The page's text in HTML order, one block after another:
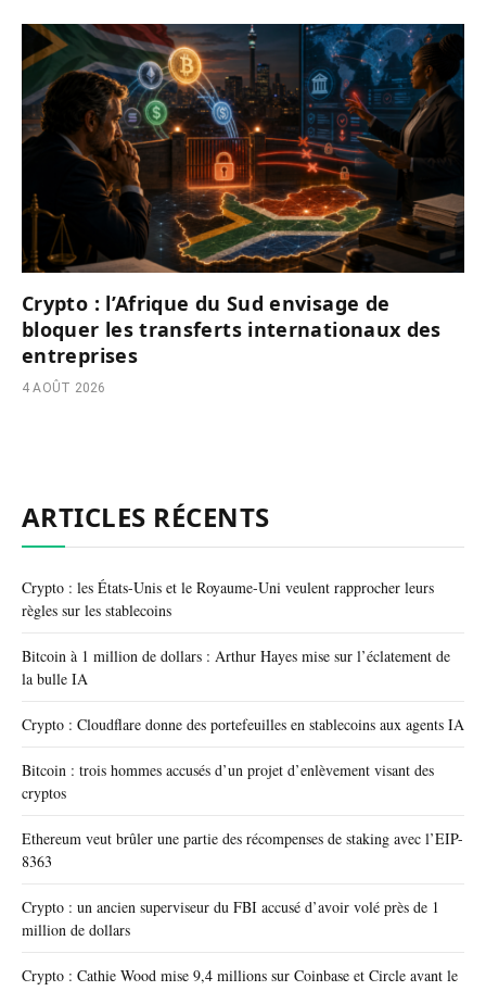
Crypto : l’Afrique du Sud envisage de
bloquer les transferts internationaux des
entreprises
4 AOÛT 2026
ARTICLES RÉCENTS
Crypto : les États-Unis et le Royaume-Uni veulent rapprocher leurs
règles sur les stablecoins
Bitcoin à 1 million de dollars : Arthur Hayes mise sur l’éclatement de
la bulle IA
Crypto : Cloudflare donne des portefeuilles en stablecoins aux agents IA
Bitcoin : trois hommes accusés d’un projet d’enlèvement visant des
cryptos
Ethereum veut brûler une partie des récompenses de staking avec l’EIP-
8363
Crypto : un ancien superviseur du FBI accusé d’avoir volé près de 1
million de dollars
Crypto : Cathie Wood mise 9,4 millions sur Coinbase et Circle avant le